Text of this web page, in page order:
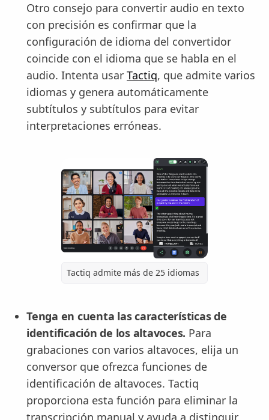
Otro consejo para convertir audio en texto
con precisión es confirmar que la
configuración de idioma del convertidor
coincide con el idioma que se habla en el
audio. Intenta usar Tactiq, que admite varios
idiomas y genera automáticamente
subtítulos y subtítulos para evitar
interpretaciones erróneas.
Tactiq admite más de 25 idiomas
Tenga en cuenta las características de
identificación de los altavoces. Para
grabaciones con varios altavoces, elija un
conversor que ofrezca funciones de
identificación de altavoces. Tactiq
proporciona esta función para eliminar la
transcripción manual y ayuda a distinguir